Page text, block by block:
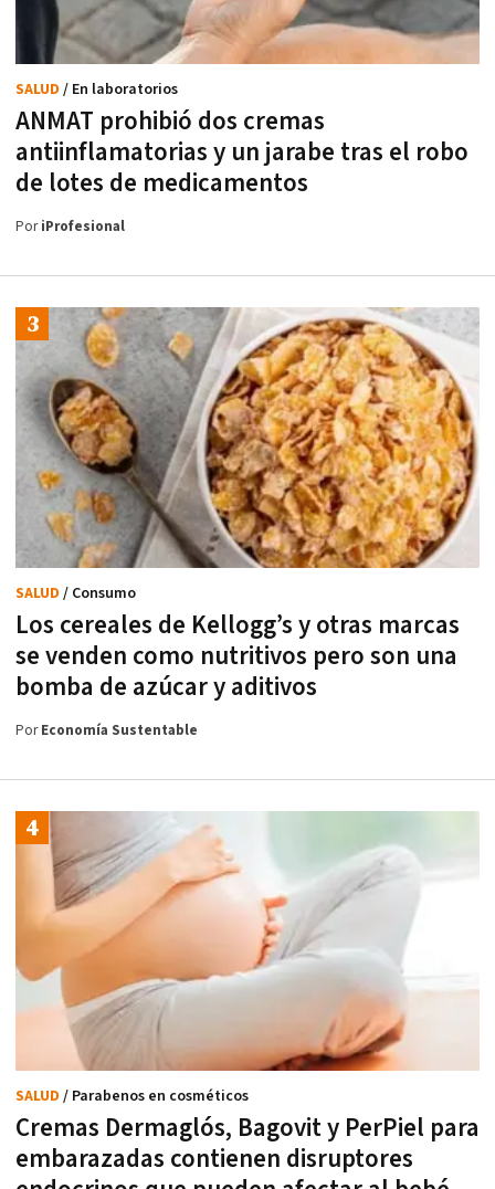
ANMAT prohibió dos cremas
antiinflamatorias y un jarabe tras el robo
de lotes de medicamentos
SALUD / En laboratorios
PoriProfesional
Los cereales de Kellogg’s y otras marcas
se venden como nutritivos pero son una
bomba de azúcar y aditivos
SALUD / Consumo
PorEconomía Sustentable
Cremas Dermaglós, Bagovit y PerPiel para
embarazadas contienen disruptores
SALUD / Parabenos en cosméticos